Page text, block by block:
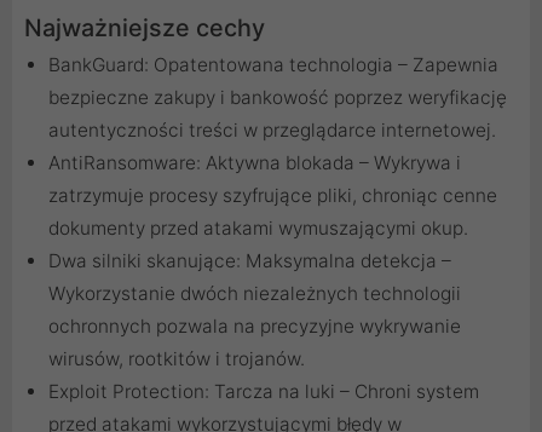
Najważniejsze cechy
BankGuard: Opatentowana technologia – Zapewnia
bezpieczne zakupy i bankowość poprzez weryfikację
autentyczności treści w przeglądarce internetowej.
AntiRansomware: Aktywna blokada – Wykrywa i
zatrzymuje procesy szyfrujące pliki, chroniąc cenne
dokumenty przed atakami wymuszającymi okup.
Dwa silniki skanujące: Maksymalna detekcja –
Wykorzystanie dwóch niezależnych technologii
ochronnych pozwala na precyzyjne wykrywanie
wirusów, rootkitów i trojanów.
Exploit Protection: Tarcza na luki – Chroni system
przed atakami wykorzystującymi błędy w